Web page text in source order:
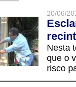
20/06/
Nesta
que o
risco